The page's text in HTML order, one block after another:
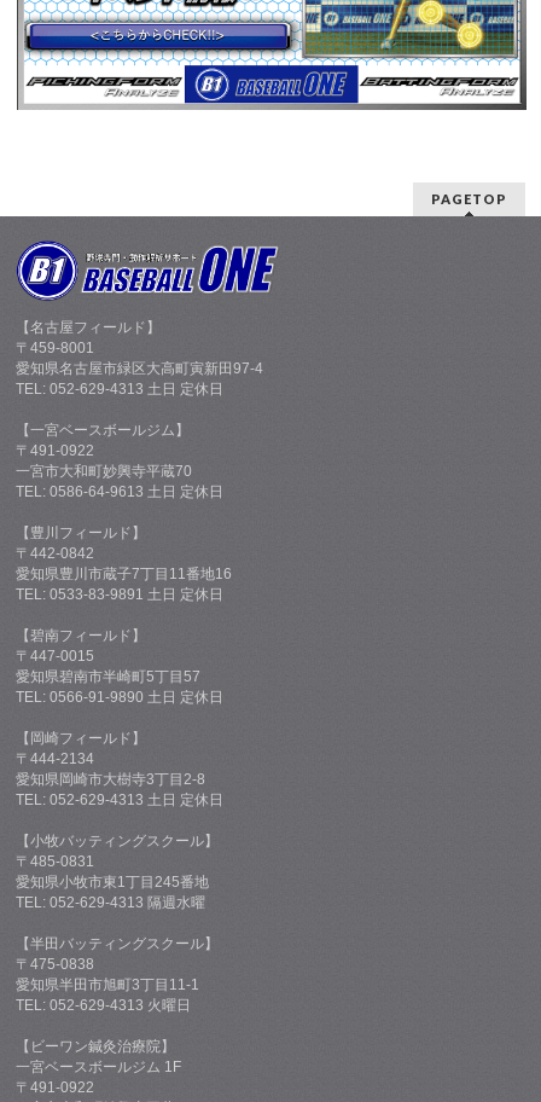
PAGETOP
【名古屋フィールド】
〒459-8001
愛知県名古屋市緑区大高町寅新田97-4
TEL: 052-629-4313 土日 定休日
【一宮ベースボールジム】
〒491-0922
一宮市大和町妙興寺平蔵70
TEL: 0586-64-9613 土日 定休日
【豊川フィールド】
〒442-0842
愛知県豊川市蔵子7丁目11番地16
TEL: 0533-83-9891 土日 定休日
【碧南フィールド】
〒447-0015
愛知県碧南市半崎町5丁目57
TEL: 0566-91-9890 土日 定休日
【岡崎フィールド】
〒444-2134
愛知県岡崎市大樹寺3丁目2-8
TEL: 052-629-4313 土日 定休日
【小牧バッティングスクール】
〒485-0831
愛知県小牧市東1丁目245番地
TEL: 052-629-4313 隔週水曜
【半田バッティングスクール】
〒475-0838
愛知県半田市旭町3丁目11-1
TEL: 052-629-4313 火曜日
【ビーワン鍼灸治療院】
一宮ベースボールジム 1F
〒491-0922